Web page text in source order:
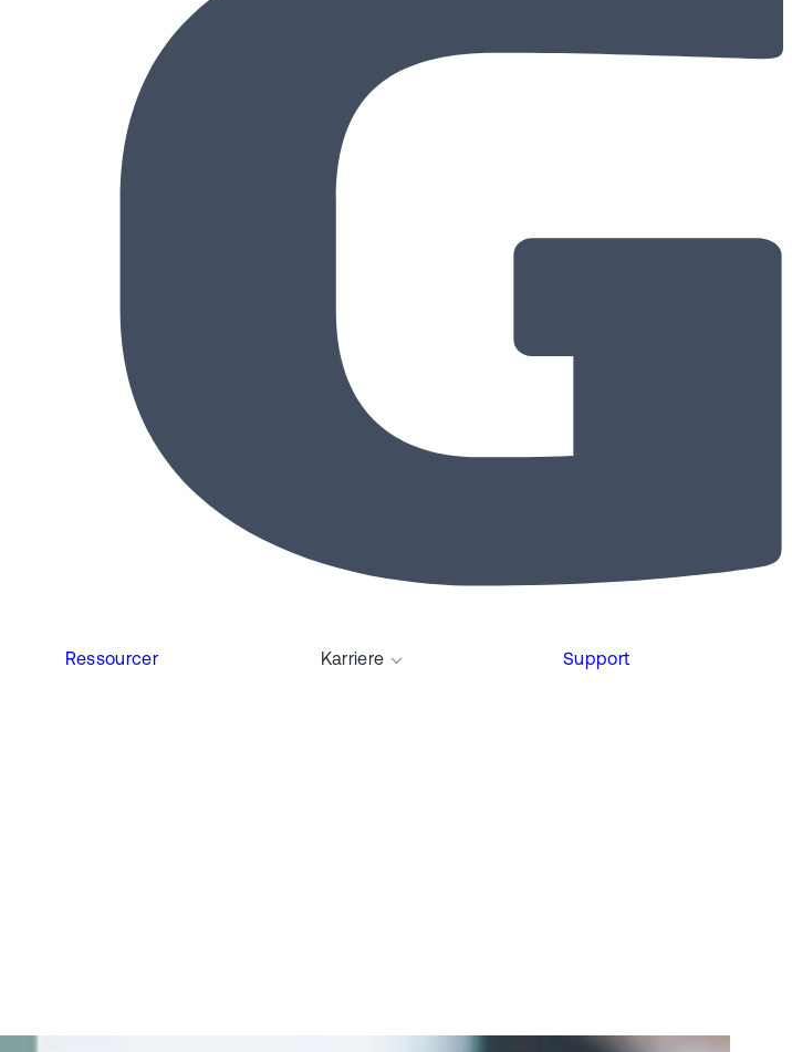
Ressourcer Karriere Support